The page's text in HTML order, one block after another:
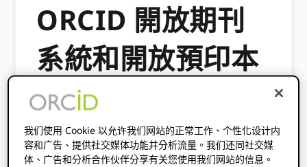
ORCID 開放期刊
系統和開放預印本
系統的集成
2024 年 4 月 11 日BYORCID
我们使用 Cookie 以允许我们网站的正常工作、个性化设计内
容和广告、提供社交媒体功能并分析流量。我们还同社交媒
体、广告和分析合作伙伴分享有关您使用我们网站的信息。